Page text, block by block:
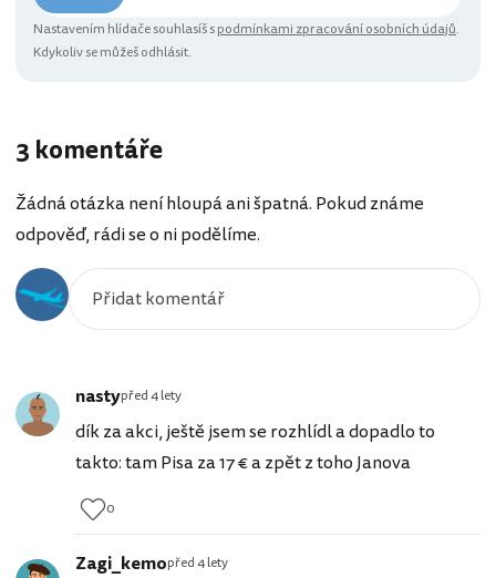
Nastavením hlídače souhlasíš spodmínkami zpracování osobních údajů.
Kdykoliv se můžeš odhlásit.
3 komentáře
Žádná otázka není hloupá ani špatná. Pokud známe
odpověď, rádi se o ni podělíme.
nastypřed 4 lety
dík za akci, ještě jsem se rozhlídl a dopadlo to
takto: tam Pisa za 17 € a zpět z toho Janova
0
Zagi_kemopřed 4 lety